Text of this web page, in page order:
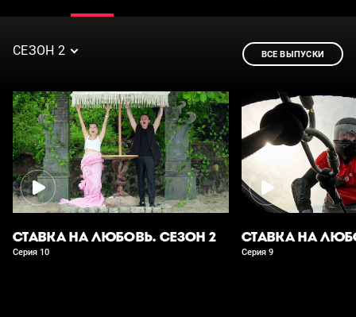
СЕЗОН 2 ВСЕ ВЫПУСКИ
СТАВКА НА ЛЮБОВЬ. СЕЗОН 2
Серия 10
СТАВКА НА
Серия 9